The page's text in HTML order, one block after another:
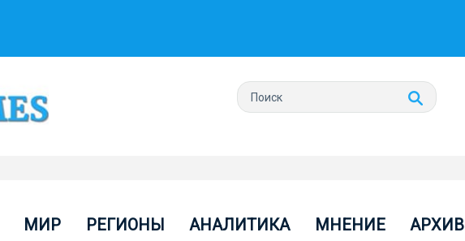
МИР РЕГИОНЫ АНАЛИТИКА МНЕНИЕ АРХИВ